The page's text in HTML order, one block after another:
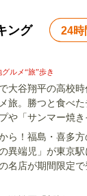
ング 24時
グルメ“旅”歩き
大谷翔平の高校
旅。勝つと食べ
や「サンマー焼き
ら！福島・喜多
異端児」が東京
名店が期間限定で